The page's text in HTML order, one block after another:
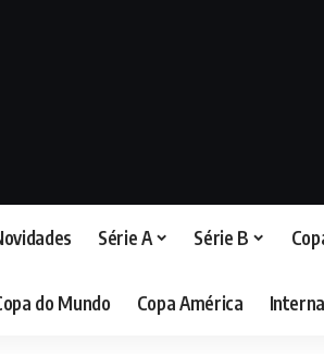
Série A Série B
do Mundo Copa América